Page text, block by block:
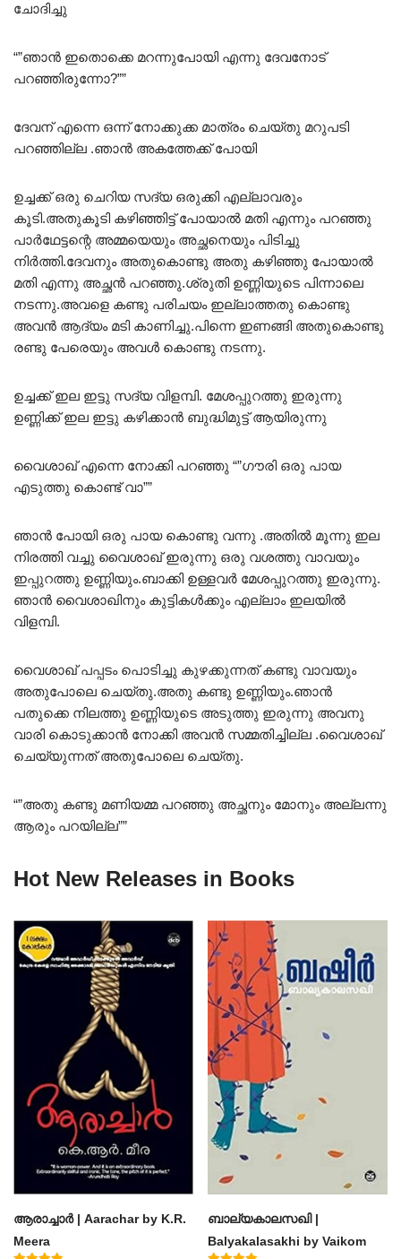
ചോദിച്ചു
“”ഞാൻ ഇതൊക്കെ മറന്നുപോയി എന്നു ദേവനോട്
പറഞ്ഞിരുന്നോ?””
ദേവന് എന്നെ ഒന്ന് നോക്കുക്ക മാത്രം ചെയ്തു മറുപടി
പറഞ്ഞില്ല .ഞാൻ അകത്തേക്ക് പോയി
ഉച്ചക്ക് ഒരു ചെറിയ സദ്യ ഒരുക്കി എല്ലാവരും
കൂടി.അതുകൂടി കഴിഞ്ഞിട്ട് പോയാൽ മതി എന്നും പറഞ്ഞു
പാർഥേട്ടന്റെ അമ്മയെയും അച്ഛനെയും പിടിച്ചു
നിർത്തി.ദേവനും അതുകൊണ്ടു അതു കഴിഞ്ഞു പോയാൽ
മതി എന്നു അച്ഛൻ പറഞ്ഞു.ശ്രുതി ഉണ്ണിയുടെ പിന്നാലെ
നടന്നു.അവളെ കണ്ടു പരിചയം ഇല്ലാത്തതു കൊണ്ടു
അവൻ ആദ്യം മടി കാണിച്ചു.പിന്നെ ഇണങ്ങി അതുകൊണ്ടു
രണ്ടു പേരെയും അവൾ കൊണ്ടു നടന്നു.
ഉച്ചക്ക് ഇല ഇട്ടു സദ്യ വിളമ്പി. മേശപ്പുറത്തു ഇരുന്നു
ഉണ്ണിക്ക് ഇല ഇട്ടു കഴിക്കാൻ ബുദ്ധിമുട്ട് ആയിരുന്നു
വൈശാഖ് എന്നെ നോക്കി പറഞ്ഞു “”ഗൗരി ഒരു പായ
എടുത്തു കൊണ്ട് വാ””
ഞാൻ പോയി ഒരു പായ കൊണ്ടു വന്നു .അതിൽ മൂന്നു ഇല
നിരത്തി വച്ചു വൈശാഖ് ഇരുന്നു ഒരു വശത്തു വാവയും
ഇപ്പുറത്തു ഉണ്ണിയും.ബാക്കി ഉള്ളവർ മേശപ്പുറത്തു ഇരുന്നു.
ഞാൻ വൈശാഖിനും കുട്ടികൾക്കും എല്ലാം ഇലയിൽ
വിളമ്പി.
വൈശാഖ് പപ്പടം പൊടിച്ചു കുഴക്കുന്നത് കണ്ടു വാവയും
അതുപോലെ ചെയ്തു.അതു കണ്ടു ഉണ്ണിയും.ഞാൻ
പതുക്കെ നിലത്തു ഉണ്ണിയുടെ അടുത്തു ഇരുന്നു അവനു
വാരി കൊടുക്കാൻ നോക്കി അവൻ സമ്മതിച്ചില്ല .വൈശാഖ്
ചെയ്യുന്നത് അതുപോലെ ചെയ്തു.
“”അതു കണ്ടു മണിയമ്മ പറഞ്ഞു അച്ഛനും മോനും അല്ലന്നു
ആരും പറയില്ല””
Hot New Releases in Books
ആരാച്ചാര്‍ | Aarachar by K.R.
Meera
ബാല്യകാലസഖി |
Balyakalasakhi by Vaikom